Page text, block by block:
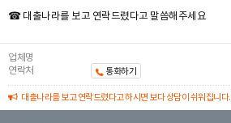
☎ 대출나라를 보고 연락드렸다고 말씀해주세요
업체명
연락처
통화하기
대출나라를 보고 연락드렸다고 하시면 보다 상담이 쉬워집니다.